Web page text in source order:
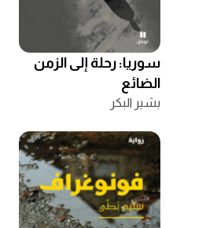
سوريا: رحلة إلى الزمن
الضائع
بشير البكر